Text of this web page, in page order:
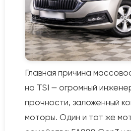
Главная причина
на TSI — огромный
прочности, заложенный
моторы. Один и тот же